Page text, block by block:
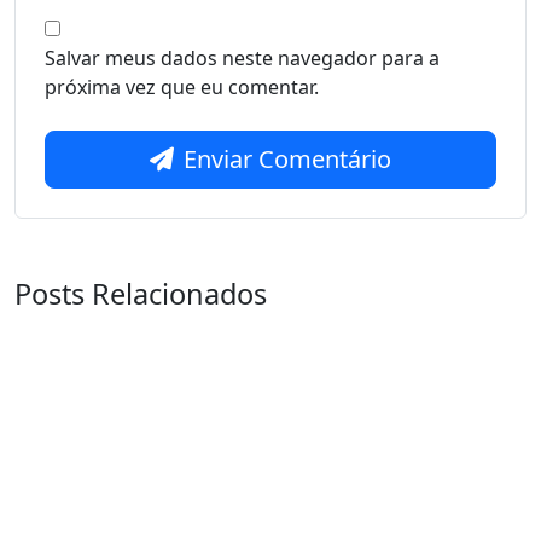
Salvar meus dados neste navegador para a
próxima vez que eu comentar.
Enviar Comentário
Posts Relacionados